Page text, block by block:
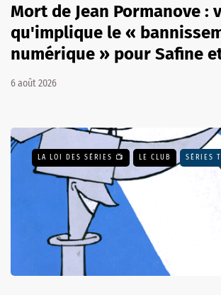
Mort de Jean Pormanove :
qu'implique le «
numérique » pour Safine
6 août 2026
LA LOI DES SÉRIES 📺 LE CLUB SÉRIES